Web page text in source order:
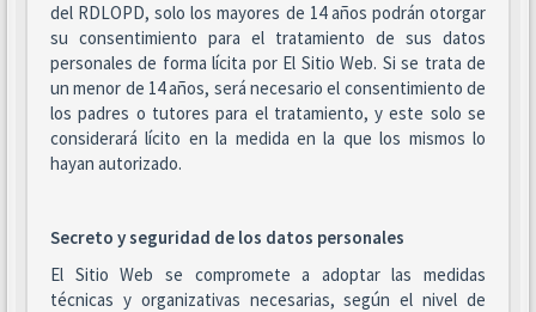
del RDLOPD, solo los mayores de 14 años podrán otorgar
su consentimiento para el tratamiento de sus datos
personales de forma lícita por El Sitio Web. Si se trata de
un menor de 14 años, será necesario el consentimiento de
los padres o tutores para el tratamiento, y este solo se
considerará lícito en la medida en la que los mismos lo
hayan autorizado.
Secreto y seguridad de los datos personales
El Sitio Web se compromete a adoptar las medidas
técnicas y organizativas necesarias, según el nivel de